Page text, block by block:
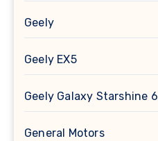
Geely
Geely EX5
Geely Galaxy Starshine 6
General Motors